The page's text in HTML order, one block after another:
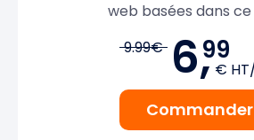
web basées dans ce
9.99€ 6,99
€
Commander